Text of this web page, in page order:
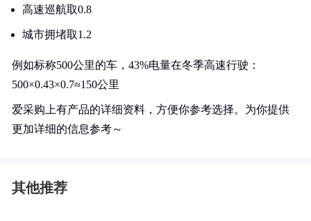
高速巡航取0.8
城市拥堵取1.2
例如标称500公里的车，43%电量在冬季高速行驶：
500×0.43×0.7≈150公里
爱采购上有产品的详细资料，方便你参考选择。为你提供
更加详细的信息参考～
其他推荐